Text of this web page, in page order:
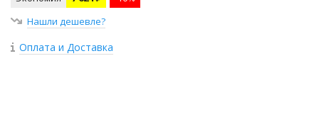
Нашли дешевле?
Оплата и Доставка